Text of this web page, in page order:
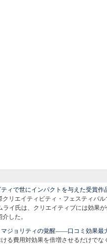
ィで世にインパクトを与えた受賞作
クリエイティビティ・フェスティバ
ライ氏は、クリエイティブには効果
した。
ジョリティの覚醒――口コミ効果最
る費用対効果を倍増させるだけで